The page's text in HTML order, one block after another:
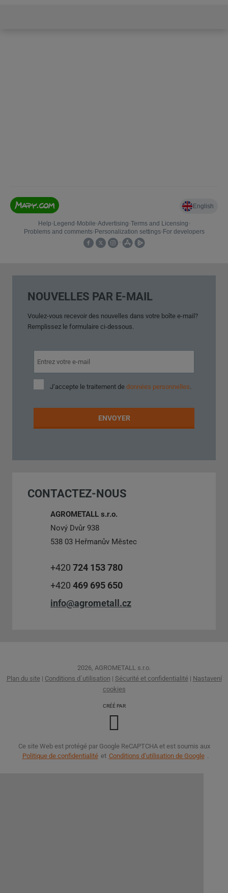
NOUVELLES PAR E-MAIL
Voulez-vous recevoir des nouvelles dans votre boîte e-mail ?
Remplissez le formulaire ci-dessous
J’accepte
personnelles.
J’accepte le traitement de données personnelles
ENVOYER
d’envoyer
formulaire.
CONTACTEZ-NOUS
AGROMETALL s.r.o.
Nový Dvůr 938
538 03 Heřmanův Městec
+420 724 153 780
+420 469 695 650
info@agrometall.cz
2026, AGROMETALL s.r.o.
Plan du site | Conditions d`utilisation | Sécurité et confidentialité | Nastavení
cookies
CRÉÉ PAR
Ce site Web est protégé par Google ReCAPTCHA et est soumis aux
Politique de confidentialité et Conditions d’utilisation de Google